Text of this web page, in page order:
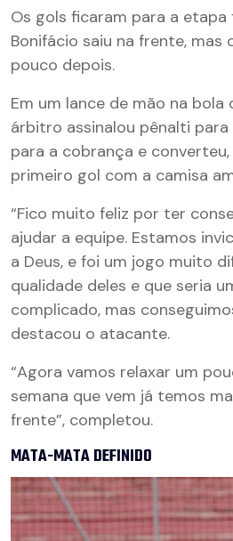
Os gols ficaram para a etapa
Bonifácio saiu na frente, mas
pouco depois.
Em um lance de mão na bola
árbitro assinalou pênalti para
para a cobrança e
primeiro gol com a camisa
“Fico muito feliz por ter
ajudar a equipe. Estamos
a Deus, e foi um jogo muito
qualidade deles e que seria
complicado, mas
destacou o atacante.
“Agora vamos relaxar um
semana que vem já temos
frente”, completou.
MATA-MATA DEFINIDO